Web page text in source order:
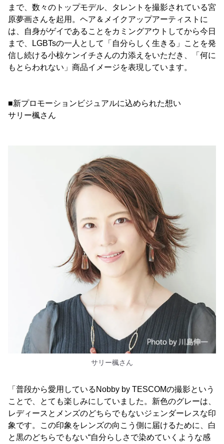
まで、数々のトップモデル、タレントを撮影されている宮
原夢画さんを起用。ヘア＆メイクアップアーティストに
は、自身がゲイであることをカミングアウトしてから今日
まで、LGBTsの一人として「自分らしく生きる」ことを発
信し続ける小椋ケンイチさんの力添えをいただき、「何に
もとらわれない」商品イメージを表現しています。
■新プロモーションビジュアルに込められた想い
サリー楓さん
サリー楓さん
「普段から愛用しているNobby by TESCOMの撮影という
ことで、とても楽しみにしていました。新色のグレーは、
レディースとメンズのどちらでもないジェンダーレスな印
象です。この印象をレンズの向こう側に届けるために、白
と黒のどちらでもない“自分らしさで染めていくような感